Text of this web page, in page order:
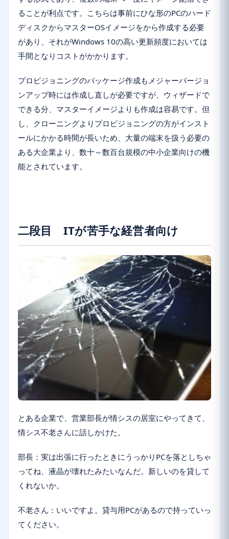
ることが利点です。こちらは事前にひな形のPCのハード
ディスクからマスターOSイメージをから作成する必要
があり、それがWindows 10の高い更新頻度においては
手間となりコストがかかります。
プロビジョニングのパッケージ作成もメジャーバージョ
ンアップ時には作成し直しが必要ですが、ウィザードで
できる分、マスターイメージよりも作成は容易です。但
し、クローニングよりプロビジョニングの方がインスト
ールにかかる時間が長いため、大量の端末を扱う必要の
ある大企業より、数十～数百台規模の中小企業向けの機
能とされています。
二段目 ITが苦手な経営者向け
とある企業で、営業部長が情シスの居室にやってきて、
情シス不老さんに話しかけた。
部長：実は出張に行ったときにうっかりPCを落としちゃ
ってね、液晶が壊れたみたいなんだ。新しいのを貸して
くれないか。
不老さん：いいですよ。貸与用PCがあるので持っていっ
てください。